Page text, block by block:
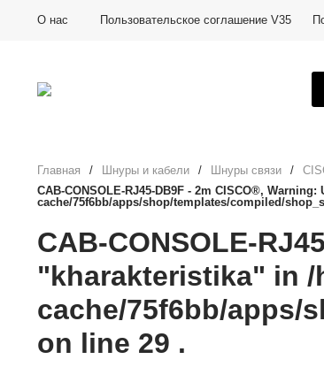
О нас Пользовательское соглашение V35
Главная / Шнуры и кабели / Шнуры связи /
CAB-CONSOLE-RJ45-DB9F - 2m CISCO®,
cache/75f6bb/apps/shop/templates/compiled/
CAB-CONSOLE-
"kharakteristika" in /
cache/75f6bb/apps/
on line 29 .